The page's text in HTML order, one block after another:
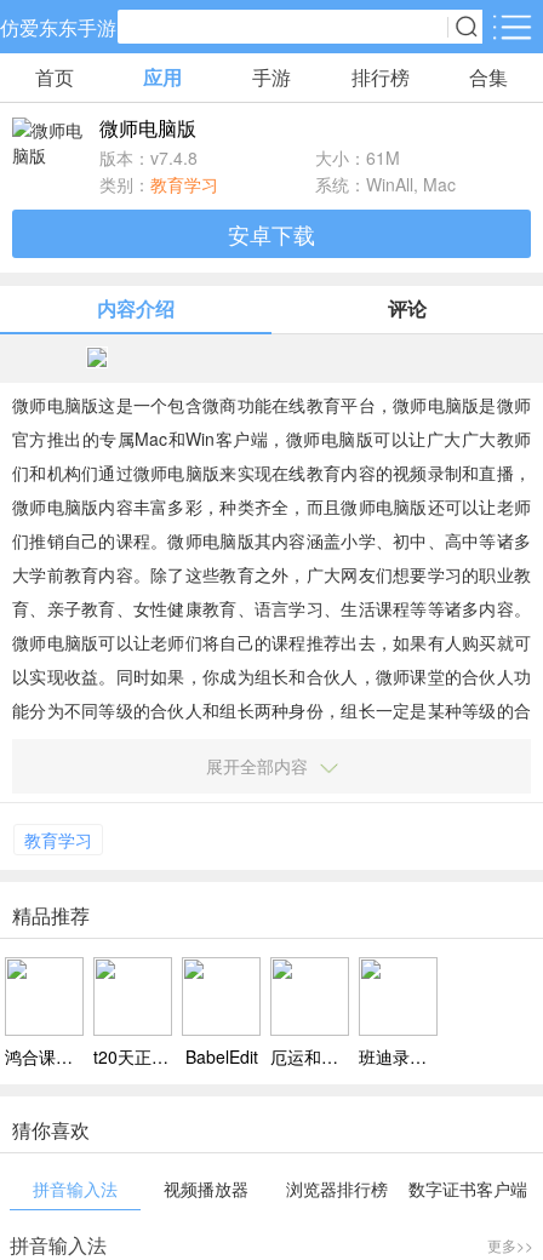
仿爱东东手游
手游分类 应用分类
卡牌回合
70款手游
202款手游
飞行射击
策略塔防
模拟经营
45款手游
音乐舞蹈
2款手游
儿童教育
3款手游
首页 应用 手游 排行榜 合集
微师电脑版
版本：v7.4.8
大小：61M
类别： 教育学习 系统：WinAll, Mac
安卓下载
内容介绍 评论
微师电脑版这是一个包含微商功能在线教育平台，微师电脑版是微师
官方推出的专属Mac和Win客户端，微师电脑版可以让广大广大教师
们和机构们通过微师电脑版来实现在线教育内容的视频录制和直播，
微师电脑版内容丰富多彩，种类齐全，而且微师电脑版还可以让老师
们推销自己的课程。微师电脑版其内容涵盖小学、初中、高中等诸多
大学前教育内容。除了这些教育之外，广大网友们想要学习的职业教
育、亲子教育、女性健康教育、语言学习、生活课程等等诸多内容。
微师电脑版可以让老师们将自己的课程推荐出去，如果有人购买就可
以实现收益。同时如果，你成为组长和合伙人，微师课堂的合伙人功
能分为不同等级的合伙人和组长两种身份，组长一定是某种等级的合
展开全部内容
教育学习
精品推荐
鸿合课堂评价 t20天正给排水软件 BabelEdit 厄运和命运 班迪录屏Bandicam
猜你喜欢
拼音输入法 视频播放器 浏览器排行榜 数字证书客户端
拼音输入法 更多>>